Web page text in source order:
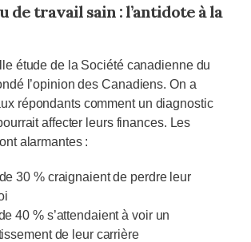
de travail sain : l’antidote à la
étude de la Société canadienne du
l’opinion des Canadiens. On a
répondants comment un diagnostic
affecter leurs finances. Les
alarmantes :
30 % craignaient de perdre leur
40 % s’attendaient à voir un
de leur carrière